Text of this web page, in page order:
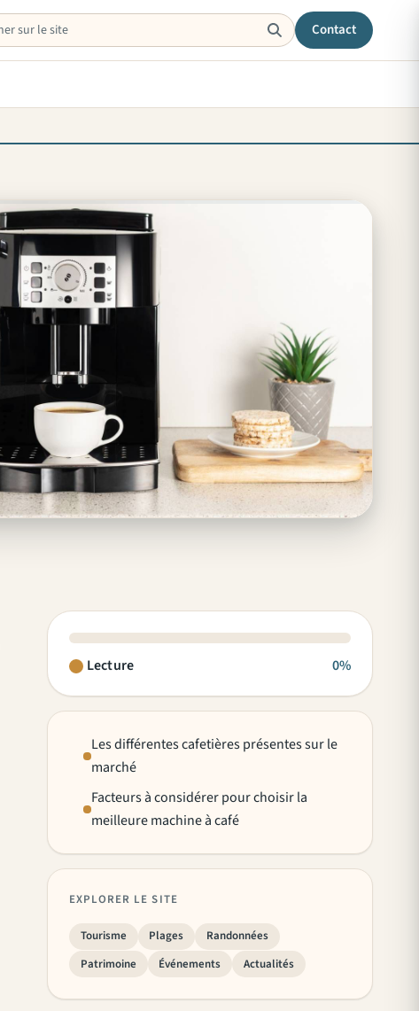
Contact
Lecture 0%
Les différentes cafetières présentes sur le
marché
Facteurs à considérer pour choisir la
meilleure machine à café
EXPLORER LE SITE
Tourisme Plages
Randonnées
Patrimoine
Événements Actualités